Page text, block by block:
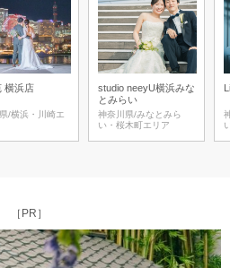
横浜店
/横浜・川崎エ
studio neeyU横浜みな
とみらい
神奈川県/みなとみら
い・桜木町エリア
［PR］